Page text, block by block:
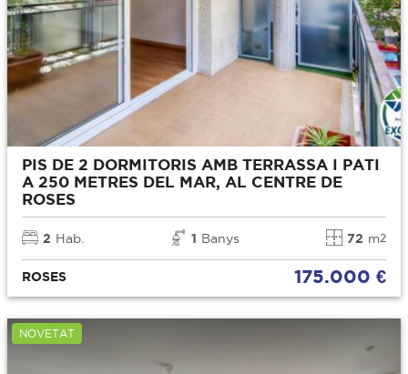
PIS DE 2 DORMITORIS AMB TERRASSA I PATI
A 250 METRES DEL MAR, AL CENTRE DE
ROSES
2 Hab. 1 Banys 72 m2
ROSES 175.000 €
NOVETAT